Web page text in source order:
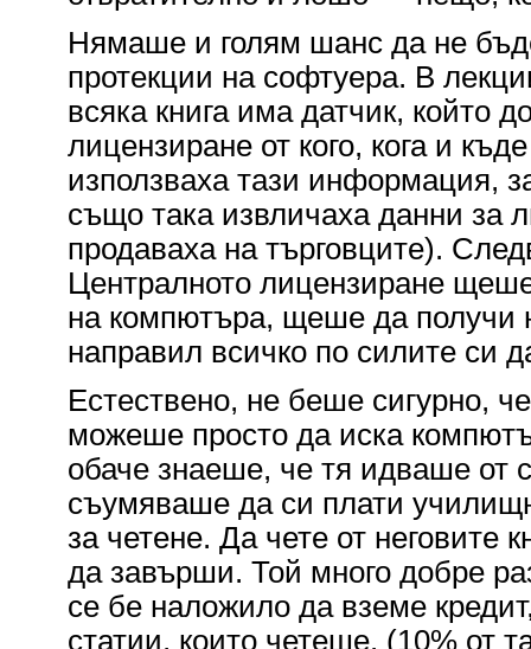
Нямаше и голям шанс да не
протекции на софтуера. В
всяка книга има датчик, който
лицензиране от кого, кога и
използваха тази информация,
също така извличаха данни за
продаваха на търговците).
Централното лицензиране
на компютъра, щеше да получи
направил всичко по силите си
Естествено, не беше сигурно,
можеше просто да иска
обаче знаеше, че тя идваше от
съумяваше да си плати
за четене. Да чете от неговите
да завърши. Той много добре
се бе наложило да вземе
статии, които четеше. (10% от